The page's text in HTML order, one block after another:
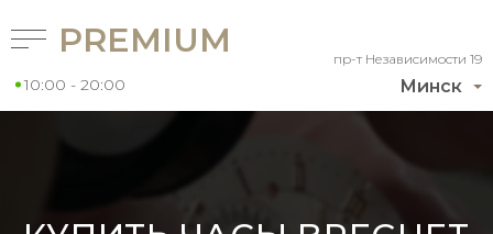
Минск
пр-т Независимости 19
PREMIUM
10:00 - 20:00